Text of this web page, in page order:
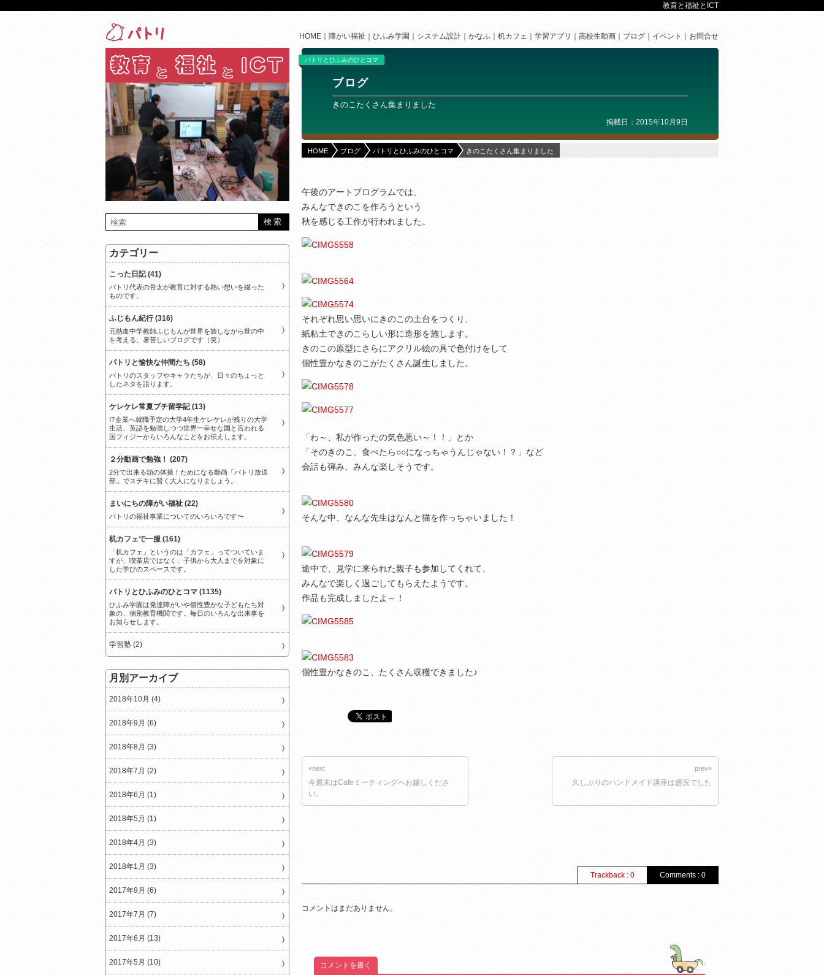
教育と福祉とICT
HOME 障がい福祉 ひふみ学園 システム設計 かなふ 机カフェ 学習アプリ 高校生動画 ブログ イベント お問合せ
パトリとひふみのひとコマ
ブログ
きのこたくさん集まりました
掲載日：2015年10月9日
HOME ブログ パトリとひふみのひとコマ きのこたくさん集まりました
午後のアートプログラムでは、
みんなできのこを作ろうという
秋を感じる工作が行われました。
それぞれ思い思いにきのこの土台をつくり、
紙粘土できのこらしい形に造形を施します。
きのこの原型にさらにアクリル絵の具で色付けをして
個性豊かなきのこがたくさん誕生しました。
「わ～、私が作ったの気色悪い～！！」とか
「そのきのこ、食べたら○○になっちゃうんじゃない！？」など
会話も弾み、みんな楽しそうです。
そんな中、なんな先生はなんと猫を作っちゃいました！
途中で、見学に来られた親子も参加してくれて、
みんなで楽しく過ごしてもらえたようです。
作品も完成しましたよ～！
個性豊かなきのこ、たくさん収穫できました♪
«next
今週末はCafeミーティングへお越しくださ
い。
prev»
久しぶりのハンドメイド講座は盛況でした
Comments : 0
Trackback : 0
コメントはまだありません。
コメントを書く
カテゴリー
こった日記 (41)
パトリ代表の骨太が教育に対する熱い想いを綴った
ものです。
ふじもん紀行 (316)
元熱血中学教師ふじもんが世界を旅しながら世の中
を考える、暑苦しいブログです（笑）
パトリと愉快な仲間たち (58)
パトリのスタッフやキャラたちが、日々のちょっと
したネタを語ります。
ケレケレ常夏プチ留学記 (13)
IT企業へ就職予定の大学4年生ケレケレが残りの大学
生活、英語を勉強しつつ世界一幸せな国と言われる
国フィジーからいろんなことをお伝えします。
２分動画で勉強！ (207)
2分で出来る頭の体操！ためになる動画「パトリ放送
部」でステキに賢く大人になりましょう。
まいにちの障がい福祉 (22)
パトリの福祉事業についてのいろいろです〜
机カフェで一服 (161)
「机カフェ」というのは「カフェ」ってついていま
すが、喫茶店ではなく、子供から大人までを対象に
した学びのスペースです。
パトリとひふみのひとコマ (1135)
ひふみ学園は発達障がいや個性豊かな子どもたち対
象の、個別教育機関です。毎日のいろんな出来事を
お知らせします。
学習塾 (2)
月別アーカイブ
2018年10月 (4)
2018年9月 (6)
2018年8月 (3)
2018年7月 (2)
2018年6月 (1)
2018年5月 (1)
2018年4月 (3)
2018年1月 (3)
2017年9月 (6)
2017年7月 (7)
2017年6月 (13)
2017年5月 (10)